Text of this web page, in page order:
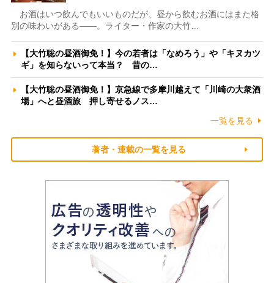
お酒はいつ飲んでもいいものだが、昼から飲むお酒にはまた格
別の味わいがある――。ライター・作家の大竹…
【大竹聡の昼酒御免！】今の若者は「なめろう」や「キヌカツ
ギ」を知らないって本当？ 昔の…
【大竹聡の昼酒御免！】京急線で多摩川越えて「川崎の大衆酒
場」へと昼酒旅 押し寄せるノス…
一覧を見る
著者・連載の一覧を見る